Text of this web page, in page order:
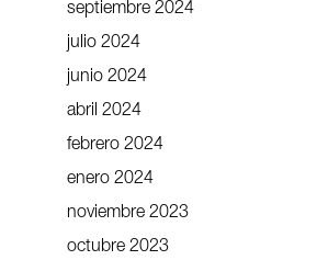
septiembre 2024
julio 2024
junio 2024
abril 2024
febrero 2024
enero 2024
noviembre 2023
octubre 2023